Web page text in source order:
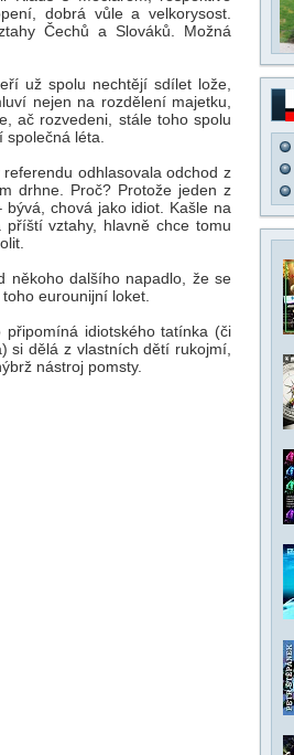
dobrá vůle a velkorysost.
Čechů a Slováků. Možná
už spolu nechtějí sdílet lože,
nejen na rozdělení majetku,
ač rozvedeni, stále toho spolu
léta.
odhlasovala odchod z
drhne. Proč? Protože jeden z
chová jako idiot. Kašle na
vztahy, hlavně chce tomu
někoho dalšího napadlo, že se
eurounijní loket.
idiotského tatínka (či
si dělá z vlastních dětí rukojmí,
nástroj pomsty.